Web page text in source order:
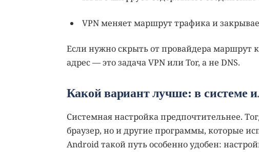
VPN меняет маршрут трафика и
Если нужно скрыть от провайдера
адрес — это задача VPN или Tor, а не DNS.
Какой вариант лучше: в системе
Системная настройка предпочтительнее.
браузер, но и другие программы, которые
Android такой путь особенно удобен: